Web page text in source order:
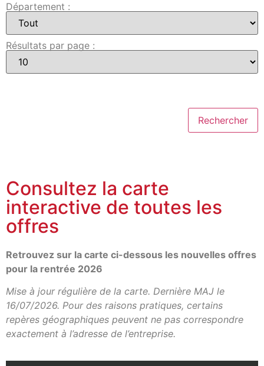
Département :
Résultats par page :
Consultez la carte
interactive de toutes les
offres
Retrouvez sur la carte ci-dessous les nouvelles offres
pour la rentrée 2026
Mise à jour régulière de la carte. Dernière MAJ le
16/07/2026. Pour des raisons pratiques, certains
repères géographiques peuvent ne pas correspondre
exactement à l’adresse de l’entreprise.